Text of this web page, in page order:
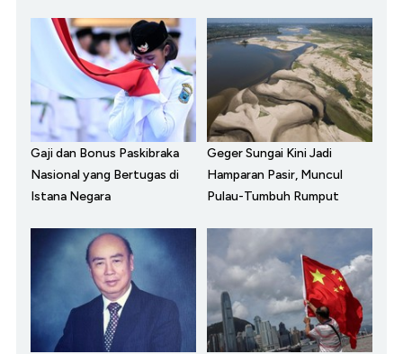
Gaji dan Bonus Paskibraka
Nasional yang Bertugas di
Istana Negara
Geger Sungai Kini Jadi
Hamparan Pasir, Muncul
Pulau-Tumbuh Rumput